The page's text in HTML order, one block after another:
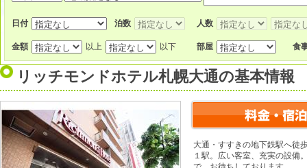
日付 泊数 人数
金額 以上 以下 部屋 食
リッチモンドホテル札幌大通の基本情報
大通・すすきの地下鉄駅へ徒
１駅。広い客室、充実の設備